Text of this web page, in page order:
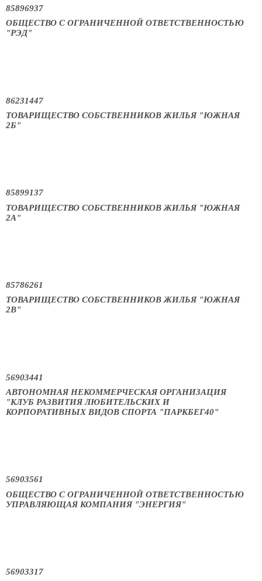
85896937
ОБЩЕСТВО С ОГРАНИЧЕННОЙ ОТВЕТСТВЕННОСТЬЮ
"РЭД"
86231447
ТОВАРИЩЕСТВО СОБСТВЕННИКОВ ЖИЛЬЯ "ЮЖНАЯ
2Б"
85899137
ТОВАРИЩЕСТВО СОБСТВЕННИКОВ ЖИЛЬЯ "ЮЖНАЯ
2А"
85786261
ТОВАРИЩЕСТВО СОБСТВЕННИКОВ ЖИЛЬЯ "ЮЖНАЯ
2В"
56903441
АВТОНОМНАЯ НЕКОММЕРЧЕСКАЯ ОРГАНИЗАЦИЯ
"КЛУБ РАЗВИТИЯ ЛЮБИТЕЛЬСКИХ И
КОРПОРАТИВНЫХ ВИДОВ СПОРТА "ПАРКБЕГ40"
56903561
ОБЩЕСТВО С ОГРАНИЧЕННОЙ ОТВЕТСТВЕННОСТЬЮ
УПРАВЛЯЮЩАЯ КОМПАНИЯ "ЭНЕРГИЯ"
56903317